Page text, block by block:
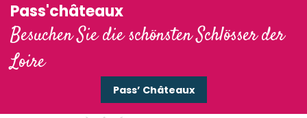
Pass'châteaux
Besuchen Sie die schönsten Schlösser der
Loire
Pass’ Châteaux